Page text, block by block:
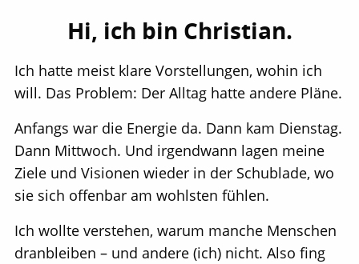
Hi, ich bin Christian.
Ich hatte meist klare Vorstellungen, wohin ich
will. Das Problem: Der Alltag hatte andere Pläne.
Anfangs war die Energie da. Dann kam Dienstag.
Dann Mittwoch. Und irgendwann lagen meine
Ziele und Visionen wieder in der Schublade, wo
sie sich offenbar am wohlsten fühlen.
Ich wollte verstehen, warum manche Menschen
dranbleiben – und andere (ich) nicht. Also fing